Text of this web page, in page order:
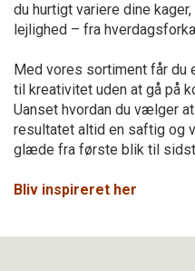
du hurtigt variere dine
lejlighed – fra
Med vores sortiment får du
til kreativitet uden at gå på
Uanset hvordan du vælger
resultatet altid en saftig og
glæde fra første blik til
Bliv inspireret her